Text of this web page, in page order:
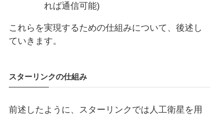
れば通信可能)
これらを実現するための仕組みについて、後述し
ていきます。
スターリンクの仕組み
前述したように、スターリンクでは人工衛星を用